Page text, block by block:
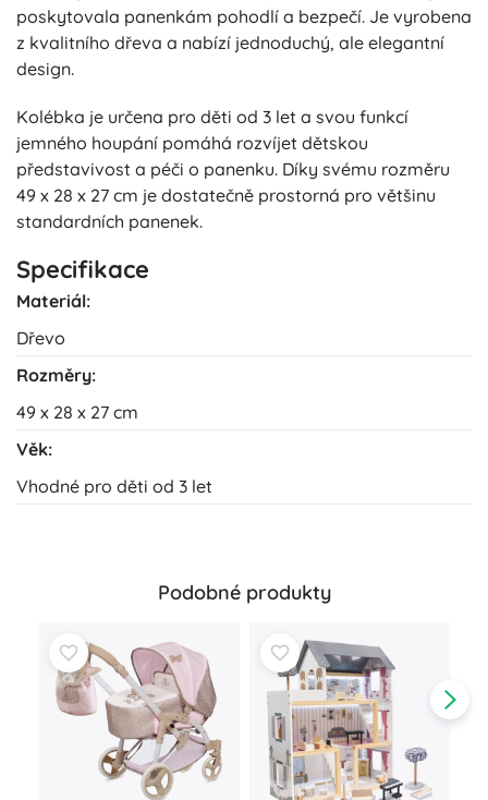
poskytovala panenkám pohodlí a bezpečí. Je vyrobena
z kvalitního dřeva a nabízí jednoduchý, ale elegantní
design.
Kolébka je určena pro děti od 3 let a svou funkcí
jemného houpání pomáhá rozvíjet dětskou
představivost a péči o panenku. Díky svému rozměru
49 x 28 x 27 cm je dostatečně prostorná pro většinu
standardních panenek.
Specifikace
Materiál:
Dřevo
Rozměry:
49 x 28 x 27 cm
Věk:
Vhodné pro děti od 3 let
Podobné produkty